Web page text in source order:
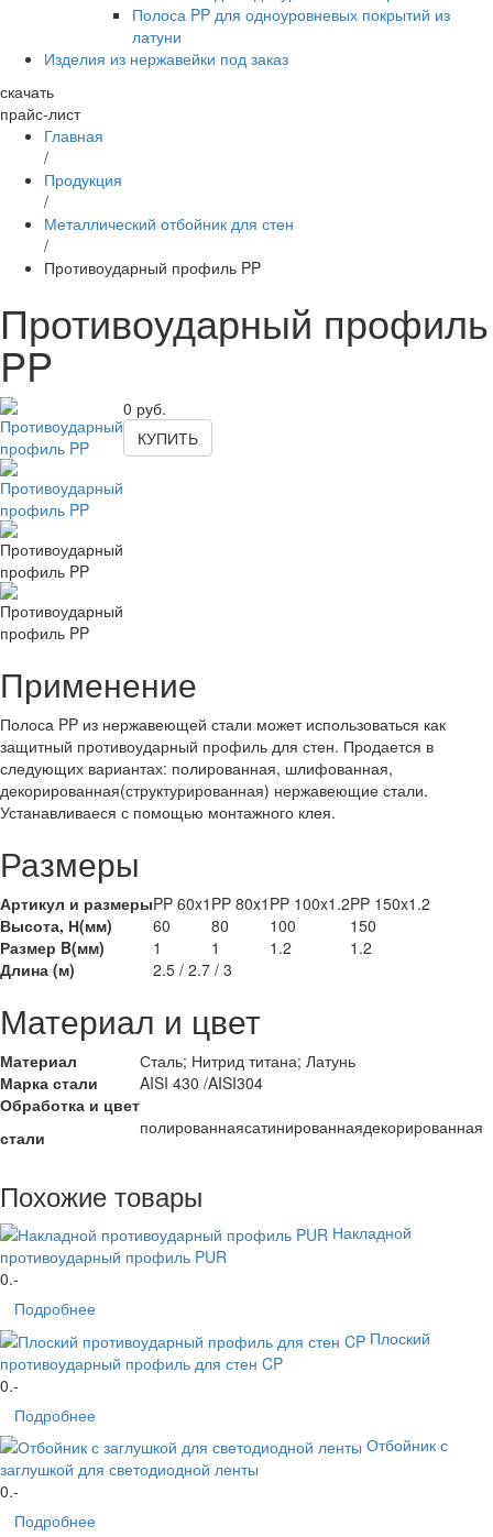
Полоса PP для одноуровневых покрытий из
латуни
Изделия из нержавейки под заказ
скачать
прайс-лист
Главная
/
Продукция
/
Металлический отбойник для стен
/
Противоударный профиль PP
Противоударный профиль
PP
0 руб.
КУПИТЬ
Применение
Полоса PP из нержавеющей стали может использоваться как
защитный противоударный профиль для стен. Продается в
следующих вариантах: полированная, шлифованная,
декорированная(структурированная) нержавеющие стали.
Устанавливаеся с помощью монтажного клея.
Размеры
Артикул и размерыPP 60x1 PP 80x1 PP 100x1.2PP 150x1.2
Высота, Н(мм)
60 80 100
150
Размер B(мм)
1 1 1.2
1.2
Длина (м)
2.5 / 2.7 / 3
Материал и цвет
Материал
Сталь; Нитрид титана; Латунь
Марка стали
AISI 430 /AISI304
Обработка и цвет
стали
полированнаясатинированнаядекорированная
Похожие товары
Накладной
противоударный профиль PUR
0.-
Подробнее
Плоский
противоударный профиль для стен CP
0.-
Подробнее
Отбойник с
заглушкой для светодиодной ленты
0.-
Подробнее